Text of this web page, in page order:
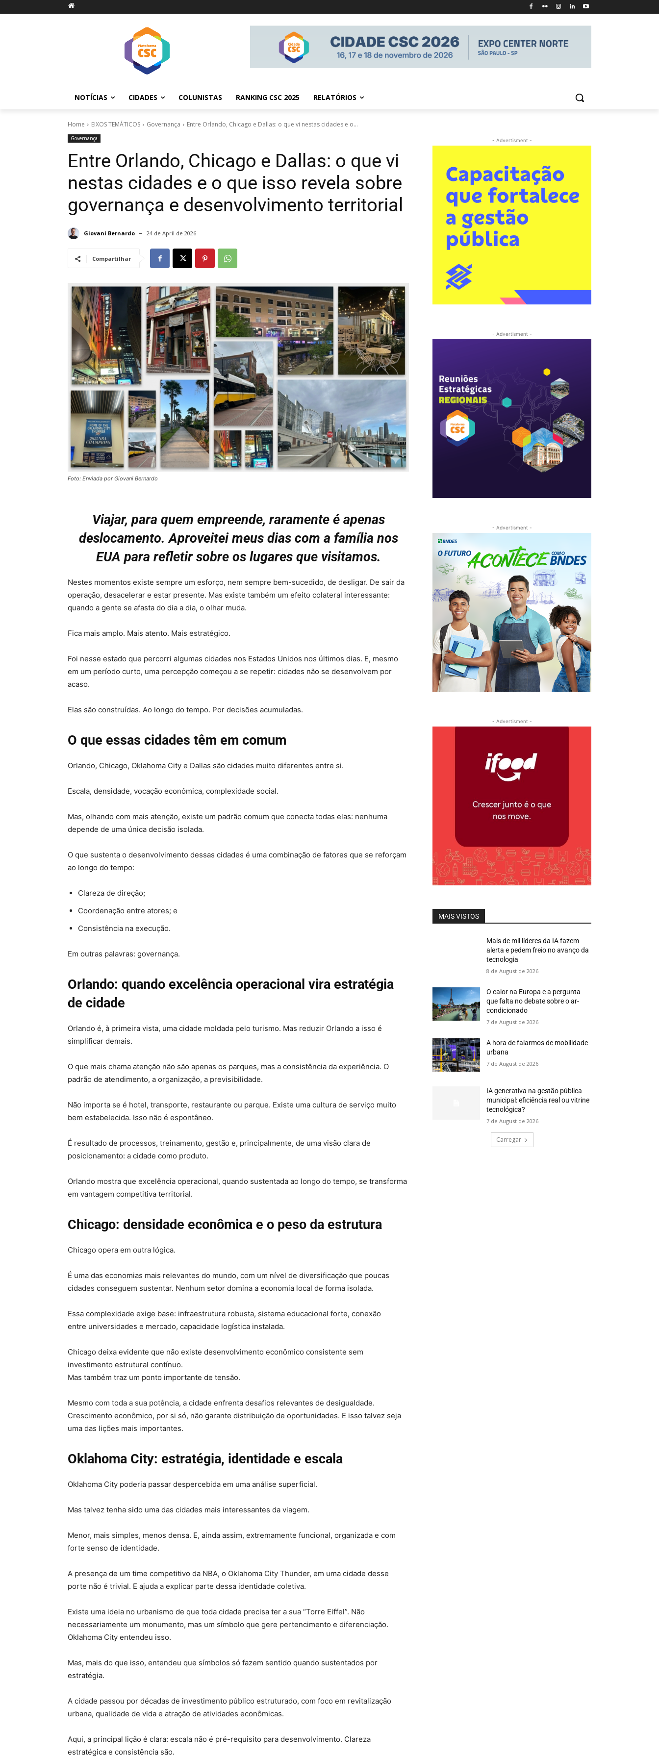
NOTÍCIAS CIDADES COLUNISTAS RANKING CSC 2025 RELATÓRIOS
Home EIXOS TEMÁTICOS Governança Entre Orlando, Chicago e Dallas: o que vi nestas cidades e o...
Governança
Entre Orlando, Chicago e Dallas: o que vi
nestas cidades e o que isso revela sobre
governança e desenvolvimento territorial
Giovani Bernardo 24 de April de 2026
Compartilhar
Foto: Enviada por Giovani Bernardo
Viajar, para quem empreende, raramente é apenas
deslocamento. Aproveitei meus dias com a família nos
EUA para refletir sobre os lugares que visitamos.
Nestes momentos existe sempre um esforço, nem sempre bem-sucedido, de desligar. De sair da
operação, desacelerar e estar presente. Mas existe também um efeito colateral interessante:
quando a gente se afasta do dia a dia, o olhar muda.
Fica mais amplo. Mais atento. Mais estratégico.
Foi nesse estado que percorri algumas cidades nos Estados Unidos nos últimos dias. E, mesmo
em um período curto, uma percepção começou a se repetir: cidades não se desenvolvem por
acaso.
Elas são construídas. Ao longo do tempo. Por decisões acumuladas.
O que essas cidades têm em comum
Orlando, Chicago, Oklahoma City e Dallas são cidades muito diferentes entre si.
Escala, densidade, vocação econômica, complexidade social.
Mas, olhando com mais atenção, existe um padrão comum que conecta todas elas: nenhuma
depende de uma única decisão isolada.
O que sustenta o desenvolvimento dessas cidades é uma combinação de fatores que se reforçam
ao longo do tempo:
Clareza de direção;
Coordenação entre atores; e
Consistência na execução.
Em outras palavras: governança.
Orlando: quando excelência operacional vira estratégia
de cidade
Orlando é, à primeira vista, uma cidade moldada pelo turismo. Mas reduzir Orlando a isso é
simplificar demais.
O que mais chama atenção não são apenas os parques, mas a consistência da experiência. O
padrão de atendimento, a organização, a previsibilidade.
Não importa se é hotel, transporte, restaurante ou parque. Existe uma cultura de serviço muito
bem estabelecida. Isso não é espontâneo.
É resultado de processos, treinamento, gestão e, principalmente, de uma visão clara de
posicionamento: a cidade como produto.
Orlando mostra que excelência operacional, quando sustentada ao longo do tempo, se transforma
em vantagem competitiva territorial.
Chicago: densidade econômica e o peso da estrutura
Chicago opera em outra lógica.
É uma das economias mais relevantes do mundo, com um nível de diversificação que poucas
cidades conseguem sustentar. Nenhum setor domina a economia local de forma isolada.
Essa complexidade exige base: infraestrutura robusta, sistema educacional forte, conexão
entre universidades e mercado, capacidade logística instalada.
Chicago deixa evidente que não existe desenvolvimento econômico consistente sem
investimento estrutural contínuo.
Mas também traz um ponto importante de tensão.
Mesmo com toda a sua potência, a cidade enfrenta desafios relevantes de desigualdade.
Crescimento econômico, por si só, não garante distribuição de oportunidades. E isso talvez seja
uma das lições mais importantes.
Oklahoma City: estratégia, identidade e escala
Oklahoma City poderia passar despercebida em uma análise superficial.
Mas talvez tenha sido uma das cidades mais interessantes da viagem.
Menor, mais simples, menos densa. E, ainda assim, extremamente funcional, organizada e com
forte senso de identidade.
A presença de um time competitivo da NBA, o Oklahoma City Thunder, em uma cidade desse
porte não é trivial. E ajuda a explicar parte dessa identidade coletiva.
Existe uma ideia no urbanismo de que toda cidade precisa ter a sua “Torre Eiffel”. Não
necessariamente um monumento, mas um símbolo que gere pertencimento e diferenciação.
Oklahoma City entendeu isso.
Mas, mais do que isso, entendeu que símbolos só fazem sentido quando sustentados por
estratégia.
A cidade passou por décadas de investimento público estruturado, com foco em revitalização
urbana, qualidade de vida e atração de atividades econômicas.
Aqui, a principal lição é clara: escala não é pré-requisito para desenvolvimento. Clareza
estratégica e consistência são.
- Advertisment -
- Advertisment -
- Advertisment -
- Advertisment -
MAIS VISTOS
Mais de mil líderes da IA fazem
alerta e pedem freio no avanço da
tecnologia
8 de August de 2026
O calor na Europa e a pergunta
que falta no debate sobre o ar-
condicionado
7 de August de 2026
A hora de falarmos de mobilidade
urbana
7 de August de 2026
IA generativa na gestão pública
municipal: eficiência real ou vitrine
tecnológica?
7 de August de 2026
Carregar